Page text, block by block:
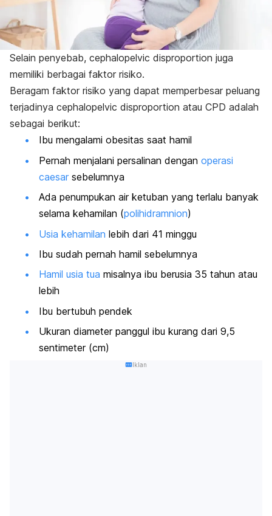
Selain penyebab, cephalopelvic disproportion juga
memiliki berbagai faktor risiko.
Beragam faktor risiko yang dapat memperbesar peluang
terjadinya cephalopelvic disproportion atau CPD adalah
sebagai berikut:
Ibu mengalami obesitas saat hamil
Pernah menjalani persalinan dengan operasi
caesar sebelumnya
Ada penumpukan air ketuban yang terlalu banyak
selama kehamilan (polihidramnion)
Usia kehamilan lebih dari 41 minggu
Ibu sudah pernah hamil sebelumnya
Hamil usia tua misalnya ibu berusia 35 tahun atau
lebih
Ibu bertubuh pendek
Ukuran diameter panggul ibu kurang dari 9,5
sentimeter (cm)
Iklan